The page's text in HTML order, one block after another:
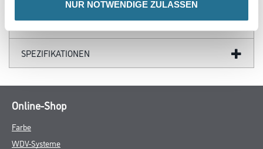
NUR NOTWENDIGE ZULASSEN
DATENBLÄTTER
SPEZIFIKATIONEN
Online-Shop
Farbe
WDV-Systeme